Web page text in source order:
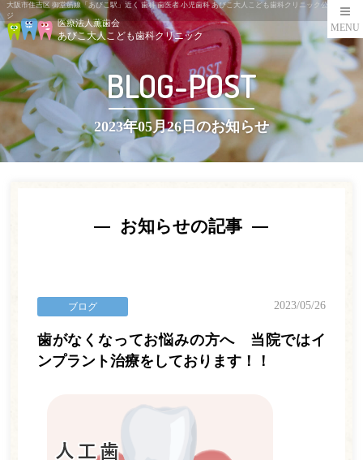
大阪市住吉区 御堂筋線「あびこ駅」近く 歯科 歯医者 小児歯科 あびこ大人こども歯科クリニック公式ペー
ジ
医療法人薫歯会
あびこ大人こども歯科クリニック
MENU
BLOG-POST
2023年05月26日のお知らせ
お知らせの記事
歯がなくなってお悩みの方へ 当院ではイ
ンプラント治療をしております！！
ブログ 2023/05/26